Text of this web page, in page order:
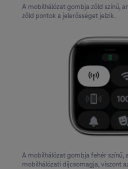
A mobilhálózat gombja zöld színű,
zöld pontok a jelerősséget jelzik.
A mobilhálózat gombja fehér színű,
mobilhálózati díjcsomagja, viszont